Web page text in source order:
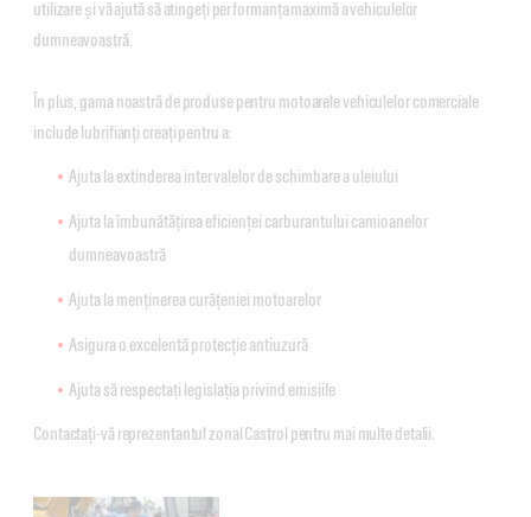
utilizare și vă ajută să atingeți performanța maximă a vehiculelor
dumneavoastră.
În plus, gama noastră de produse pentru motoarele vehiculelor comerciale
include lubrifianți creați pentru a:
Ajuta la extinderea intervalelor de schimbare a uleiului
Ajuta la îmbunătățirea eficienței carburantului camioanelor
dumneavoastră
Ajuta la menținerea curățeniei motoarelor
Asigura o excelentă protecție antiuzură
Ajuta să respectați legislația privind emisiile
Contactați-vă reprezentantul zonal Castrol pentru mai multe detalii.